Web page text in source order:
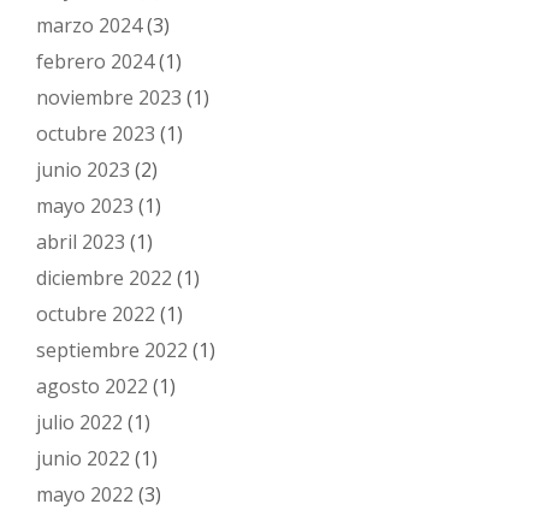
marzo 2024(3)
febrero 2024(1)
noviembre 2023 (1)
octubre 2023 (1)
junio 2023 (2)
mayo 2023 (1)
abril 2023 (1)
diciembre 2022 (1)
octubre 2022 (1)
septiembre 2022 (1)
agosto 2022 (1)
julio 2022 (1)
junio 2022 (1)
mayo 2022 (3)